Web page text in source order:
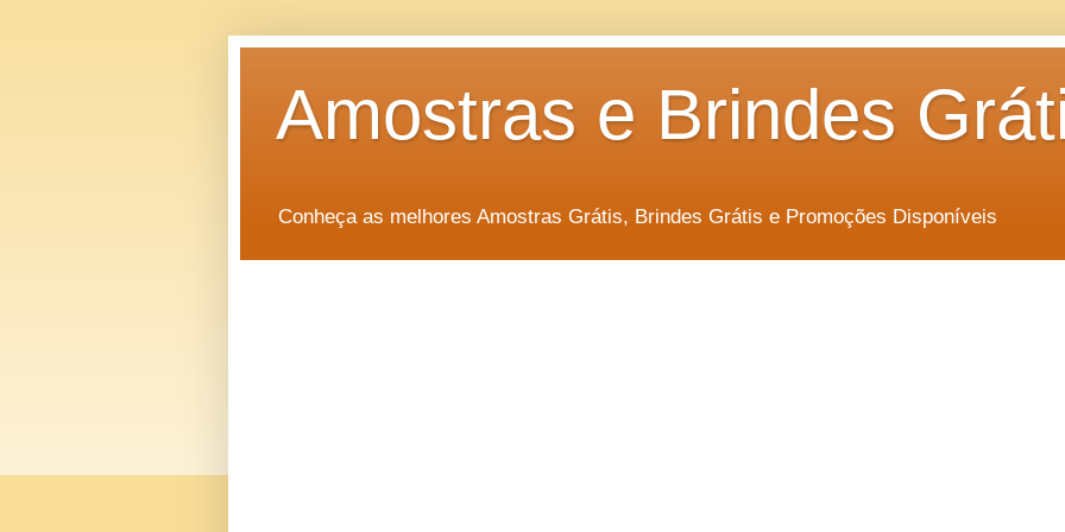
Amostras e Brindes
Conheça as melhores Amostras Grátis, Brindes Grátis e Promoções Disponíveis